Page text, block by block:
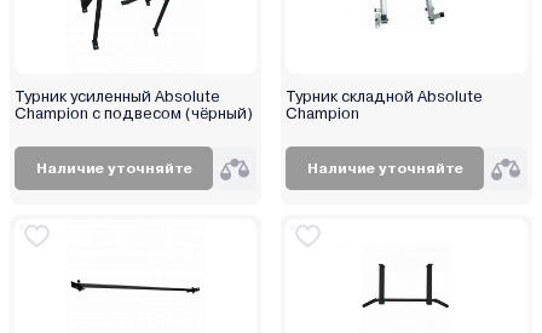
Турник усиленный Absolute
Champion с подвесом (чёрный)
Наличие уточняйте
Турник складной Absolute
Champion
Наличие уточняйте